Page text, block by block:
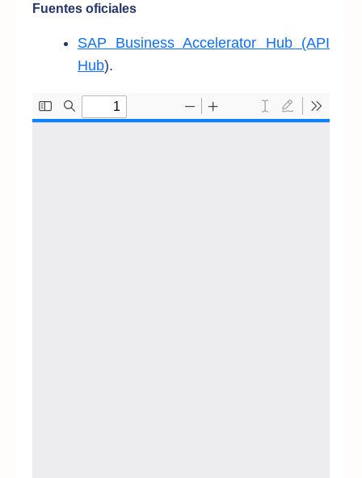
Fuentes oficiales
SAP Business Accelerator Hub (API
Hub).